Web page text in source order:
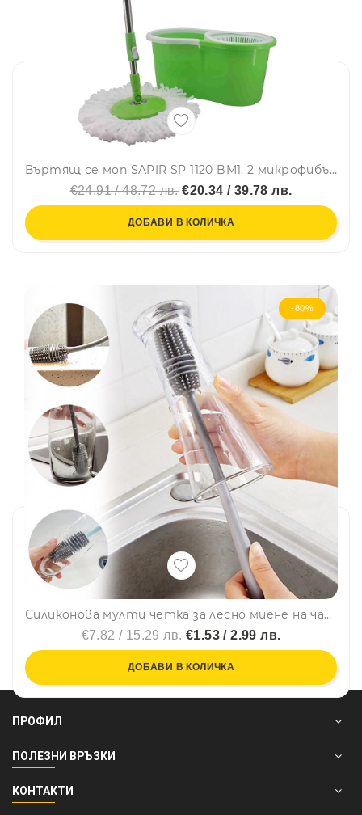
Въртящ се моп SAPIR SP 1120 BM1, 2 микрофибърни глави, Центрофуга, Стоманена дръжка, Зелен
€24.91 / 48.72 лв.€20.34 / 39.78 лв.
ДОБАВИ В КОЛИЧКА
-80%
Силиконова мулти четка за лесно миене на чаши, буркани, шишета и др., с дръжка, BF22
€7.82 / 15.29 лв.€1.53 / 2.99 лв.
ДОБАВИ В КОЛИЧКА
ПРОФИЛ
ПОЛЕЗНИ ВРЪЗКИ
КОНТАКТИ